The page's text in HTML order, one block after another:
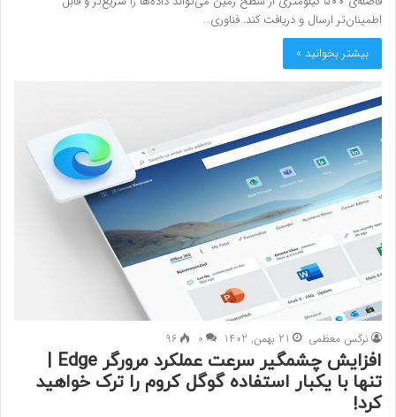
اطمینان‌تر ارسال و دریافت کند. فناوری…
بیشتر بخوانید »
نرگس معظمی 21 بهمن, 1402 0
96
افزایش چشمگیر سرعت عملکرد مرورگر Edge |
تنها با یکبار استفاده گوگل کروم را ترک خواهید
کرد!